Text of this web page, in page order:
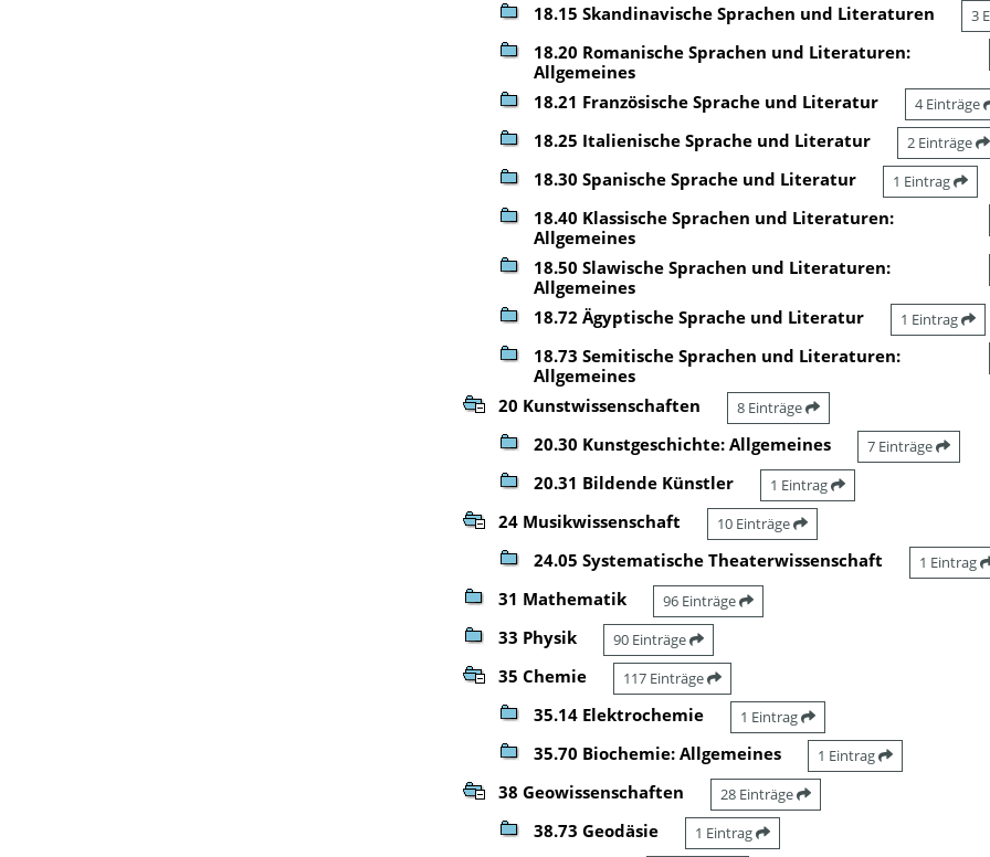
18.15 Skandinavische Sprachen und Literaturen 3
18.20 Romanische Sprachen und Literaturen:
Allgemeines
18.21 Französische Sprache und Literatur 4 Einträge
18.25 Italienische Sprache und Literatur 2 Einträge
18.30 Spanische Sprache und Literatur 1 Eintrag
18.40 Klassische Sprachen und Literaturen:
Allgemeines
18.50 Slawische Sprachen und Literaturen:
Allgemeines
18.72 Ägyptische Sprache und Literatur 1 Eintrag
18.73 Semitische Sprachen und Literaturen:
Allgemeines
20 Kunstwissenschaften 8 Einträge
20.30 Kunstgeschichte: Allgemeines 7 Einträge
20.31 Bildende Künstler 1 Eintrag
24 Musikwissenschaft 10 Einträge
24.05 Systematische Theaterwissenschaft 1 Eintrag
31 Mathematik 96 Einträge
33 Physik 90 Einträge
35 Chemie 117 Einträge
35.14 Elektrochemie 1 Eintrag
35.70 Biochemie: Allgemeines 1 Eintrag
38 Geowissenschaften 28 Einträge
38.73 Geodäsie 1 Eintrag